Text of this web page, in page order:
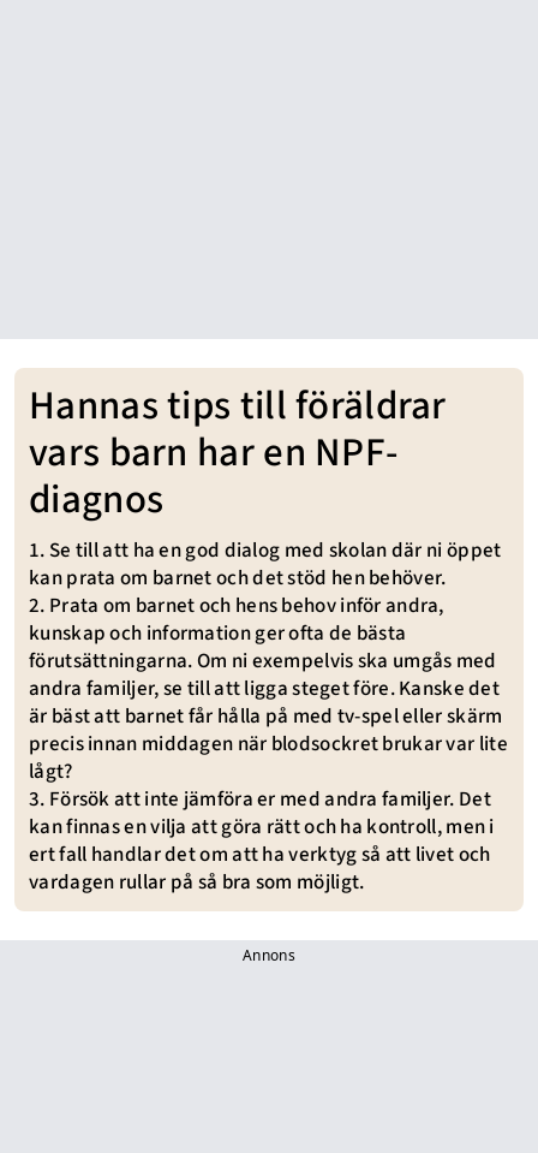
Hannas tips till föräldrar
vars barn har en NPF-
diagnos
1. Se till att ha en god dialog med skolan där ni öppet
kan prata om barnet och det stöd hen behöver.
2. Prata om barnet och hens behov inför andra,
kunskap och information ger ofta de bästa
förutsättningarna. Om ni exempelvis ska umgås med
andra familjer, se till att ligga steget före. Kanske det
är bäst att barnet får hålla på med tv-spel eller skärm
precis innan middagen när blodsockret brukar var lite
lågt?
3. Försök att inte jämföra er med andra familjer. Det
kan finnas en vilja att göra rätt och ha kontroll, men i
ert fall handlar det om att ha verktyg så att livet och
vardagen rullar på så bra som möjligt.
Annons